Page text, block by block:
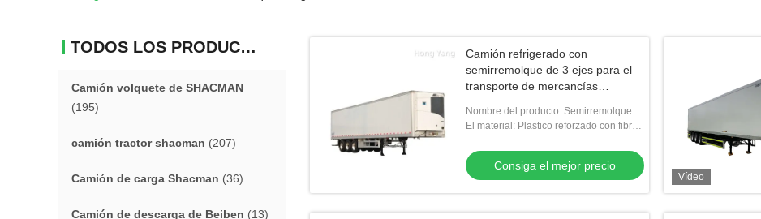
TODOS LOS PRODUCTOS
Camión volquete de SHACMAN
(195)
camión tractor shacman (207)
Camión de carga Shacman (36)
Camión de descarga de Beiben (13)
Camión refrigerado con
semirremolque de 3 ejes para el
transporte de mercancías
conservación
Nombre del producto: Semirremolque
refrigerado
El material: Plastico reforzado con fibra
vidrio
Consiga el mejor precio
Vídeo